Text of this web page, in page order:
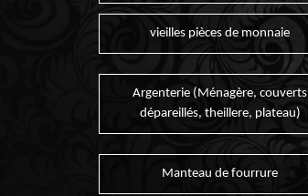
vieilles pièces de monnaie
Argenterie (Ménagère, couverts
dépareillés, theillere, plateau)
Manteau de fourrure